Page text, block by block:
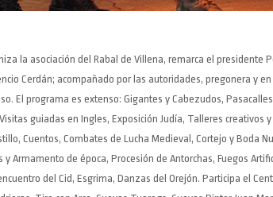
la asociación del Rabal de Villena, remarca el presidente
Cerdán; acompañado por las autoridades, pregonera y
El programa es extenso: Gigantes y Cabezudos,
guiadas en Ingles, Exposición Judía, Talleres creativos
Cuentos, Combates de Lucha Medieval, Cortejo y Boda
Armamento de época, Procesión de Antorchas, Fuegos
del Cid, Esgrima, Danzas del Orejón. Participa el